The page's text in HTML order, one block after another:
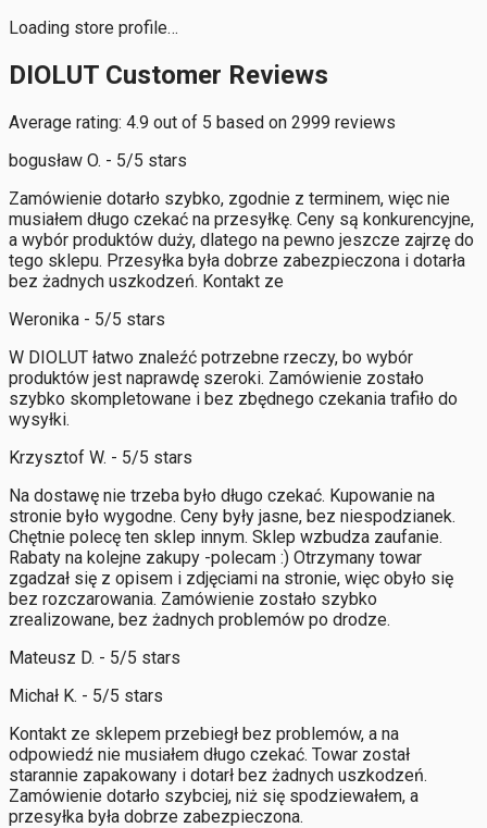
Loading store profile…
DIOLUT Customer Reviews
Average rating: 4.9 out of 5 based on 2999 reviews
bogusław O. - 5/5 stars
Zamówienie dotarło szybko, zgodnie z terminem, więc nie
musiałem długo czekać na przesyłkę. Ceny są konkurencyjne,
a wybór produktów duży, dlatego na pewno jeszcze zajrzę do
tego sklepu. Przesyłka była dobrze zabezpieczona i dotarła
bez żadnych uszkodzeń. Kontakt ze
Weronika - 5/5 stars
W DIOLUT łatwo znaleźć potrzebne rzeczy, bo wybór
produktów jest naprawdę szeroki. Zamówienie zostało
szybko skompletowane i bez zbędnego czekania trafiło do
wysyłki.
Krzysztof W. - 5/5 stars
Na dostawę nie trzeba było długo czekać. Kupowanie na
stronie było wygodne. Ceny były jasne, bez niespodzianek.
Chętnie polecę ten sklep innym. Sklep wzbudza zaufanie.
Rabaty na kolejne zakupy -polecam :) Otrzymany towar
zgadzał się z opisem i zdjęciami na stronie, więc obyło się
bez rozczarowania. Zamówienie zostało szybko
zrealizowane, bez żadnych problemów po drodze.
Mateusz D. - 5/5 stars
Michał K. - 5/5 stars
Kontakt ze sklepem przebiegł bez problemów, a na
odpowiedź nie musiałem długo czekać. Towar został
starannie zapakowany i dotarł bez żadnych uszkodzeń.
Zamówienie dotarło szybciej, niż się spodziewałem, a
przesyłka była dobrze zabezpieczona.